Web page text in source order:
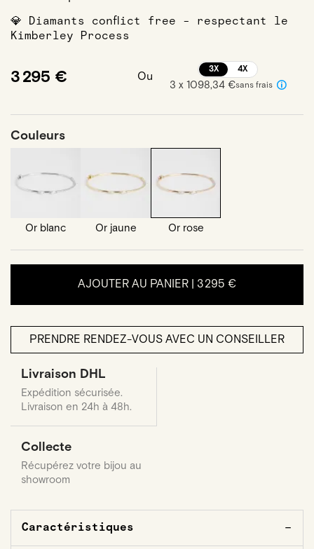
💎 Diamants conflict free - respectant le
Kimberley Process
3 295 € Ou
3X 4X
3 x 1098,34 €sans frais
Couleurs
Or blanc Or jaune Or rose
AJOUTER AU PANIER | 3 295 €
PRENDRE RENDEZ-VOUS AVEC UN CONSEILLER
Livraison DHL
Expédition sécurisée.
Livraison en 24h à 48h.
Collecte
Récupérez votre bijou au
showroom
Caractéristiques